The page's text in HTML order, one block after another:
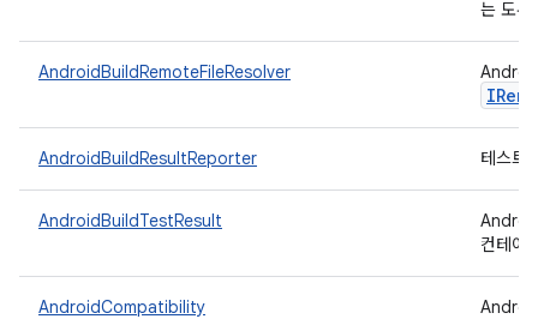
는 도우
AndroidBuildRemoteFileResolver
AndroidBuildResultReporter 테스트
AndroidBuildTestResult
컨테이
AndroidCompatibility